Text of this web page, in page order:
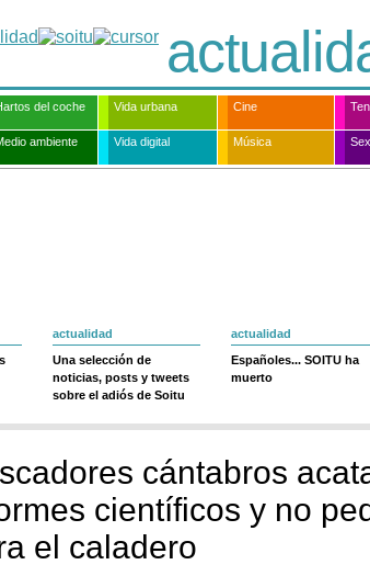
del coche Vida urbana Cine
ambiente Vida digital Música
actualidad
Una selección de
noticias, posts y tweets
sobre el adiós de Soitu
actualidad
Españoles... SOITU ha
muerto
cántabros
científicos y no
el caladero